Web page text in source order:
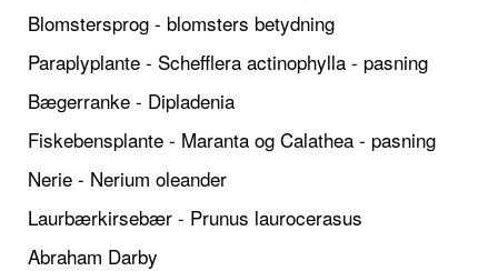
Blomstersprog - blomsters betydning
Paraplyplante - Schefflera actinophylla - pasning
Bægerranke - Dipladenia
Fiskebensplante - Maranta og Calathea - pasning
Nerie - Nerium oleander
Laurbærkirsebær - Prunus laurocerasus
Abraham Darby